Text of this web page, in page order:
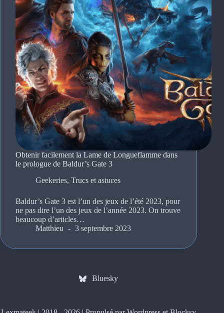
Obtenir facilement la Lame de Longueflamme dans
le prologue de Baldur’s Gate 3
Geekeries, Trucs et astuces
Baldur’s Gate 3 est l’un des jeux de l’été 2023, pour
ne pas dire l’un des jeux de l’année 2023. On trouve
beaucoup d’articles…
Matthieu
3 septembre 2023
Bluesky